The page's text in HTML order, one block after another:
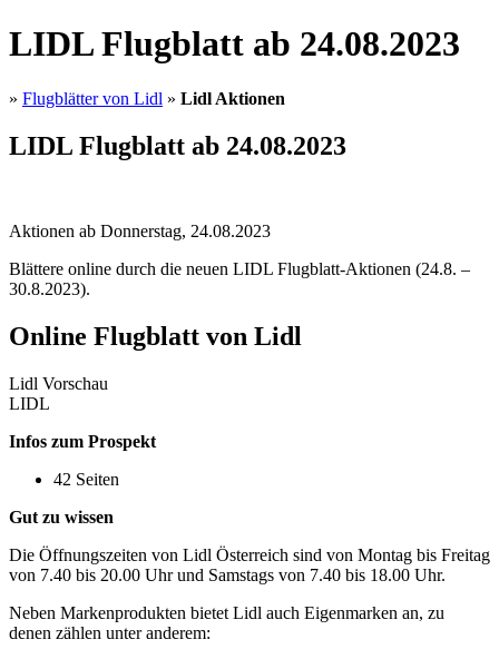
LIDL Flugblatt ab 24.08.2023
» Flugblätter von Lidl » Lidl Aktionen
LIDL Flugblatt ab 24.08.2023
Aktionen ab Donnerstag, 24.08.2023
Blättere online durch die neuen LIDL Flugblatt-Aktionen (24.8. –
30.8.2023).
Online Flugblatt von Lidl
Lidl Vorschau
LIDL
Infos zum Prospekt
42 Seiten
Gut zu wissen
Die Öffnungszeiten von Lidl Österreich sind von Montag bis Freitag
von 7.40 bis 20.00 Uhr und Samstags von 7.40 bis 18.00 Uhr.
Neben Markenprodukten bietet Lidl auch Eigenmarken an, zu
denen zählen unter anderem: